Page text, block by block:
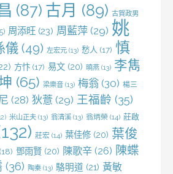
(87) 古月 (89) 古賀政男
周添旺 (23) 周藍萍 (29) 姚
儀 (49) 左宏元 (13) 愁人 (17) 慎
方忭 (17) 易文 (20) 曉燕 (13) 李雋
(65) 梁樂音 (13) 梅翁 (30) 楊三
(28) 狄薏 (29) 王福齡 (35)
米山正夫 (13) 翁清溪 (13) 翁炳榮 (14) 莊啟
莊宏 (14) 葉佳修 (20) 葉俊
(18) 鄧雨賢 (20) 陳歌辛 (26) 陳蝶
(36) 陶秦 (13) 駱明道 (21) 黃敏